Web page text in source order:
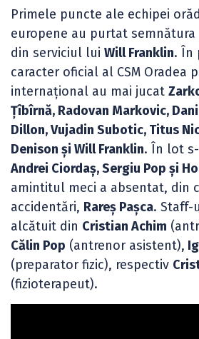
Primele puncte ale echipei
europene au purtat semnătura
din serviciul lui Will Franklin. În
caracter oficial al CSM Oradea
internațional au mai jucat
Țîbîrnă, Radovan Markovic,
Dillon, Vujadin Subotic, Titus
Denison și Will Franklin. În lot
Andrei Ciordaș, Sergiu Pop și
amintitul meci a absentat, din
accidentări, Rareș Pașca. Staff-
alcătuit din Cristian Achim
Călin Pop (antrenor asistent),
(preparator fizic), respectiv
(fizioterapeut).